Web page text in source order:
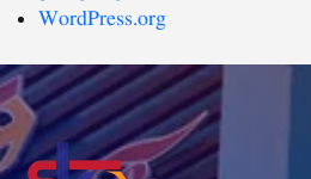
WordPress.org